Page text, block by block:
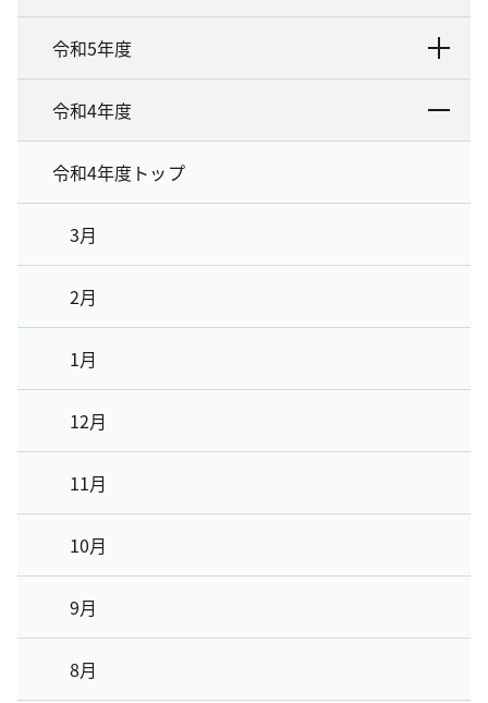
令和5年度
令和4年度
令和4年度トップ
3月
2月
1月
12月
11月
10月
9月
8月